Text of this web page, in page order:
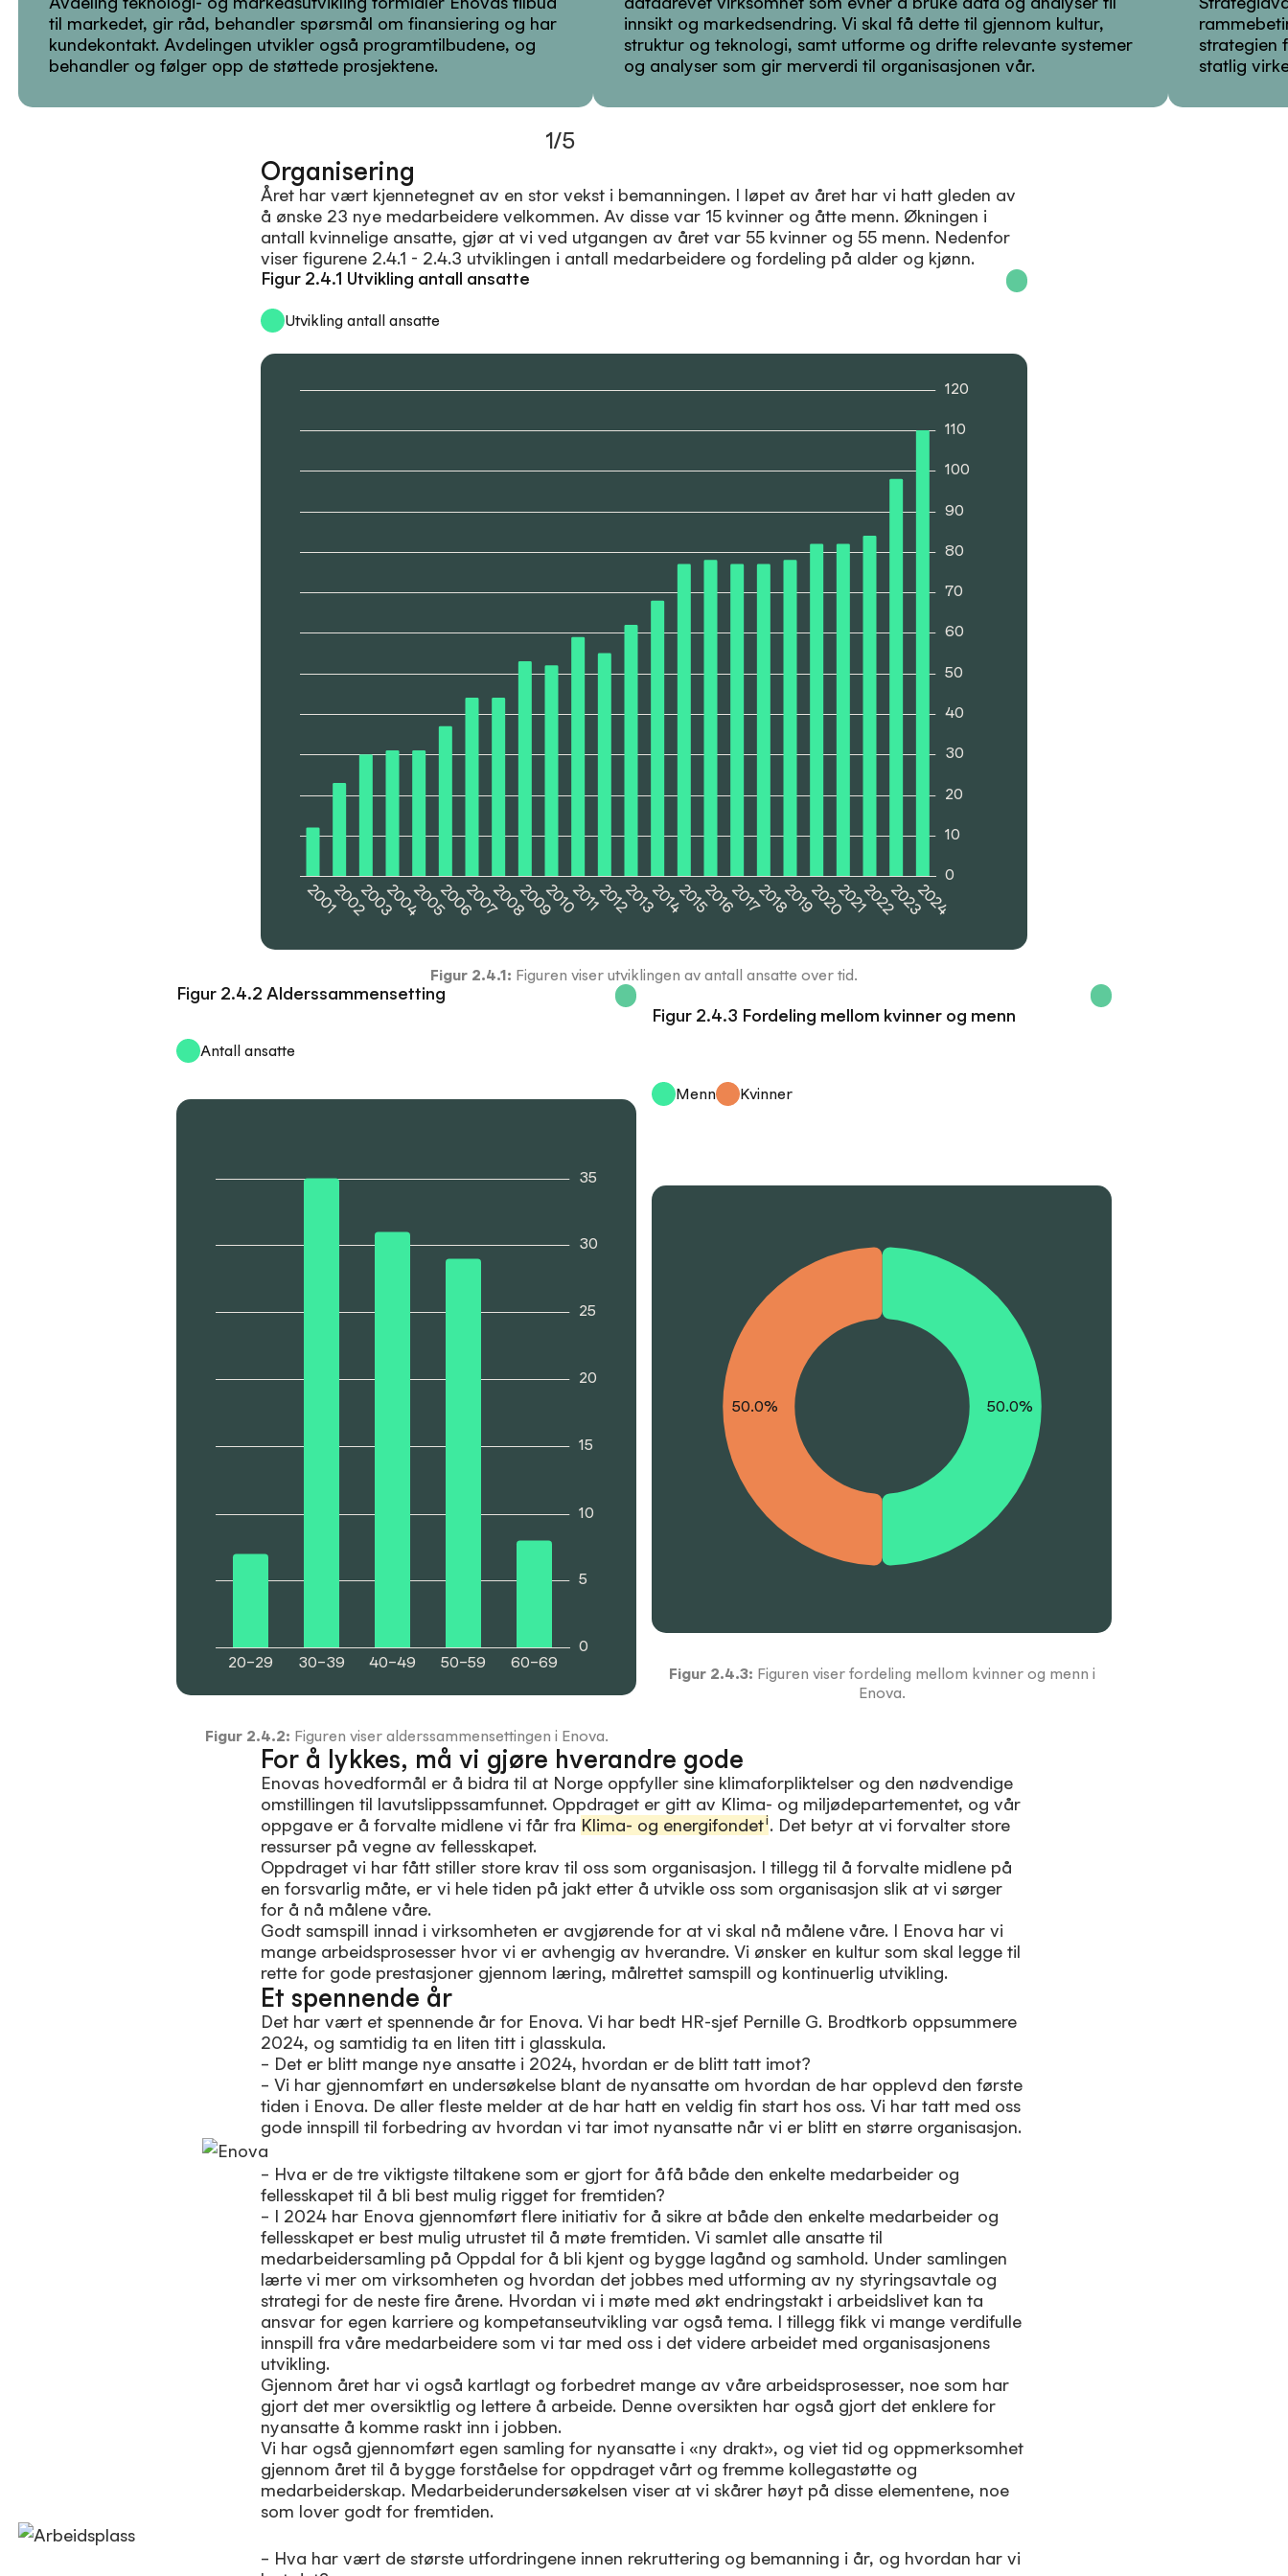
til markedet, gir råd, behandler spørsmål om finansiering og har
kundekontakt. Avdelingen utvikler også programtilbudene, og
behandler og følger opp de støttede prosjektene.
innsikt og markedsendring. Vi skal få dette til gjennom kultur,
struktur og teknologi, samt utforme og drifte relevante systemer
og analyser som gir merverdi til organisasjonen vår.
strategien
statlig
1/5
Organisering
Året har vært kjennetegnet av en stor vekst i bemanningen. I løpet av året har vi hatt gleden av
å ønske 23 nye medarbeidere velkommen. Av disse var 15 kvinner og åtte menn. Økningen i
antall kvinnelige ansatte, gjør at vi ved utgangen av året var 55 kvinner og 55 menn. Nedenfor
viser figurene 2.4.1 - 2.4.3 utviklingen i antall medarbeidere og fordeling på alder og kjønn.
Figur 2.4.1 Utvikling antall ansatte
Utvikling antall ansatte
200120022003200420052006200720082009201020112012201320142015201620172018201920202021202220232024
0
10
20
30
40
50
60
70
80
90
100
110
120
Figur 2.4.1: Figuren viser utviklingen av antall ansatte over tid.
Figur 2.4.2 Alderssammensetting
Antall ansatte
20–29 30–39 40–49 50–59 60–69
0
5
10
15
20
25
30
35
Figur 2.4.2: Figuren viser alderssammensettingen i Enova.
Figur 2.4.3 Fordeling mellom kvinner og menn
Menn Kvinner
50.0%
50.0%
Figur 2.4.3: Figuren viser fordeling mellom kvinner og menn i
Enova.
For å lykkes, må vi gjøre hverandre gode
Enovas hovedformål er å bidra til at Norge oppfyller sine klimaforpliktelser og den nødvendige
omstillingen til lavutslippssamfunnet. Oppdraget er gitt av Klima- og miljødepartementet, og vår
oppgave er å forvalte midlene vi får fra Klima- og energifondeti. Det betyr at vi forvalter store
ressurser på vegne av fellesskapet.
Oppdraget vi har fått stiller store krav til oss som organisasjon. I tillegg til å forvalte midlene på
en forsvarlig måte, er vi hele tiden på jakt etter å utvikle oss som organisasjon slik at vi sørger
for å nå målene våre.
Godt samspill innad i virksomheten er avgjørende for at vi skal nå målene våre. I Enova har vi
mange arbeidsprosesser hvor vi er avhengig av hverandre. Vi ønsker en kultur som skal legge til
rette for gode prestasjoner gjennom læring, målrettet samspill og kontinuerlig utvikling.
Et spennende år
Det har vært et spennende år for Enova. Vi har bedt HR-sjef Pernille G. Brodtkorb oppsummere
2024, og samtidig ta en liten titt i glasskula.
– Det er blitt mange nye ansatte i 2024, hvordan er de blitt tatt imot?
– Vi har gjennomført en undersøkelse blant de nyansatte om hvordan de har opplevd den første
tiden i Enova. De aller fleste melder at de har hatt en veldig fin start hos oss. Vi har tatt med oss
gode innspill til forbedring av hvordan vi tar imot nyansatte når vi er blitt en større organisasjon.
– Hva er de tre viktigste tiltakene som er gjort for å få både den enkelte medarbeider og
fellesskapet til å bli best mulig rigget for fremtiden?
– I 2024 har Enova gjennomført flere initiativ for å sikre at både den enkelte medarbeider og
fellesskapet er best mulig utrustet til å møte fremtiden. Vi samlet alle ansatte til
medarbeidersamling på Oppdal for å bli kjent og bygge lagånd og samhold. Under samlingen
lærte vi mer om virksomheten og hvordan det jobbes med utforming av ny styringsavtale og
strategi for de neste fire årene. Hvordan vi i møte med økt endringstakt i arbeidslivet kan ta
ansvar for egen karriere og kompetanseutvikling var også tema. I tillegg fikk vi mange verdifulle
innspill fra våre medarbeidere som vi tar med oss i det videre arbeidet med organisasjonens
utvikling.
Gjennom året har vi også kartlagt og forbedret mange av våre arbeidsprosesser, noe som har
gjort det mer oversiktlig og lettere å arbeide. Denne oversikten har også gjort det enklere for
nyansatte å komme raskt inn i jobben.
Vi har også gjennomført egen samling for nyansatte i «ny drakt», og viet tid og oppmerksomhet
gjennom året til å bygge forståelse for oppdraget vårt og fremme kollegastøtte og
medarbeiderskap. Medarbeiderundersøkelsen viser at vi skårer høyt på disse elementene, noe
som lover godt for fremtiden.
– Hva har vært de største utfordringene innen rekruttering og bemanning i år, og hvordan har vi